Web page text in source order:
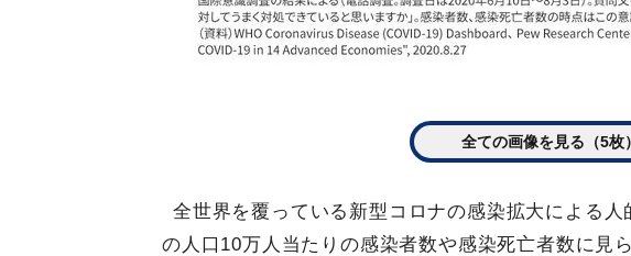
全ての画像を見る（5枚）
全世界を覆っている新型コロナの感染拡大による人
の人口10万人当たりの感染者数や感染死亡者数に見